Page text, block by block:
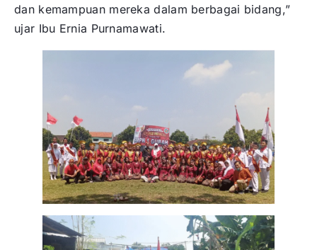
dan kemampuan mereka dalam berbagai bidang,”
ujar Ibu Ernia Purnamawati.